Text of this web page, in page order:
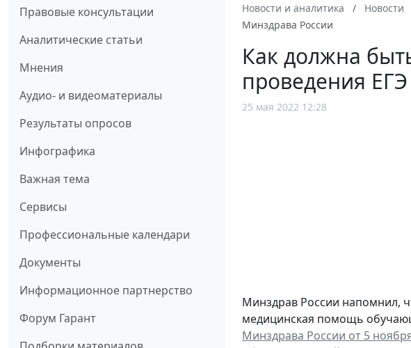
Правовые консультации
Аналитические статьи
Мнения
Аудио- и видеоматериалы
Результаты опросов
Инфографика
Важная тема
Сервисы
Профессиональные календари
Документы
Информационное партнерство
Форум Гарант
Новости и аналитика Новости
Минздрава России
Как должна
проведения
25 мая 2022 12:28
Минздрав России напомнил,
медицинская помощь
Минздрава России от 5